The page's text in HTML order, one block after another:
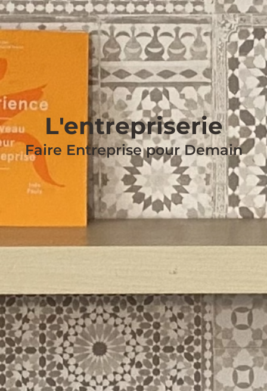
L'entrepriserie
Faire Entreprise pour Demain